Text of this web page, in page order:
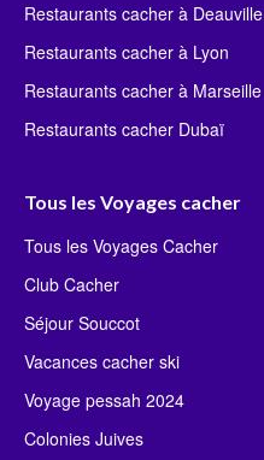
Restaurants cacher à Deauville
Restaurants cacher à Lyon
Restaurants cacher à Marseille
Restaurants cacher Dubaï
Tous les Voyages cacher
Tous les Voyages Cacher
Club Cacher
Séjour Souccot
Vacances cacher ski
Voyage pessah 2024
Colonies Juives